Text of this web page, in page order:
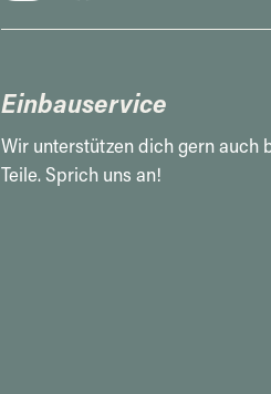
Einbauservice
Wir unterstützen dich gern auch
Teile. Sprich uns an!